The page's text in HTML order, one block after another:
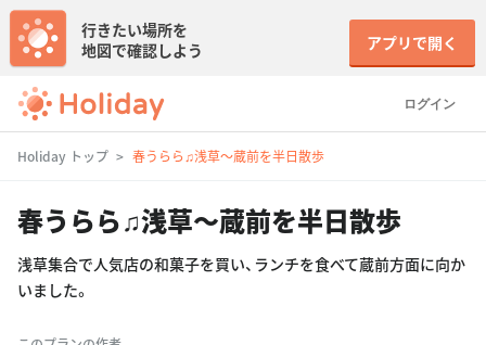
ログイン
行きたい場所を
地図で確認しよう
アプリで開く
Holiday トップ 春うらら♫浅草〜蔵前を半日散歩
春うらら♫浅草〜蔵前を半日散歩
浅草集合で人気店の和菓子を買い、ランチを食べて蔵前方面に向か
いました。